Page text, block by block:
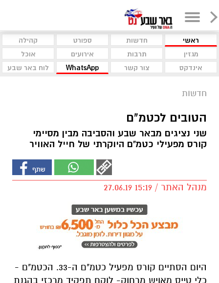
ראשי חדשות ספורט
קהילה
מגזין
תרבות אירועים
אוכל
אינדקס
צור קשר WhatsApp לוח באר שבע
חדשות
הטובים לכטמ"ם
שני נציגים מבאר שבע והסביבה מבין מסיימי
קורס מפעילי כטמ"ם היוקרתי של חייל האוויר
מנהל האתר / 15:19 27.06.19
כלי טייס מאויש מרחוק- לוקח תפקיד מרכזי בהגנת
שמי המדינה. מפעיל הכטמ"ם אחראי על הפעלת
ליווי וסיוע לכוחות קרקעיים מהאוויר, כיוון מסוקים